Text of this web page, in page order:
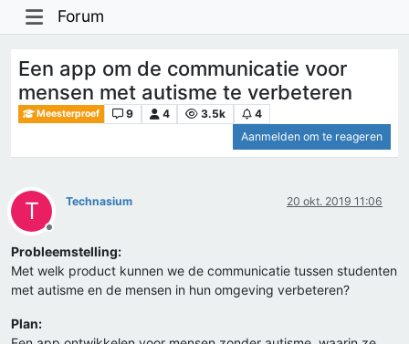
Forum
Een app om de communicatie voor
mensen met autisme te verbeteren
Meesterproef 9 4 3.5k
4
Aanmelden om te reageren
T
Offline
Technasium 20 okt. 2019 11:06
Probleemstelling:
Met welk product kunnen we de communicatie tussen studenten
met autisme en de mensen in hun omgeving verbeteren?
Plan: